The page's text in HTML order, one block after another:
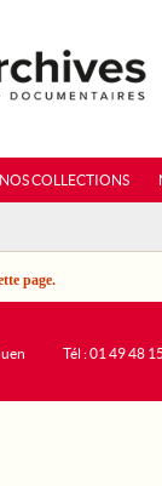
NOS COLLECTIONS
page.
Tél : 01 49 48